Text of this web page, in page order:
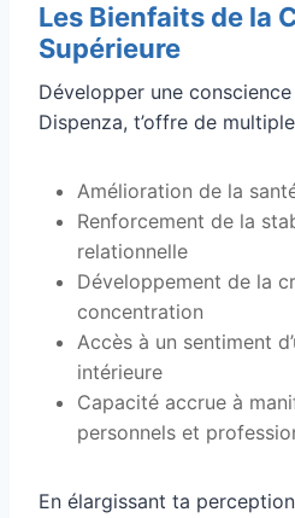
Les Bienfaits de la
Supérieure
Développer une
Dispenza, t’offre de
Amélioration de la
Renforcement de la
relationnelle
Développement de la
concentration
Accès à un sentiment
intérieure
Capacité accrue à
personnels et
En élargissant ta